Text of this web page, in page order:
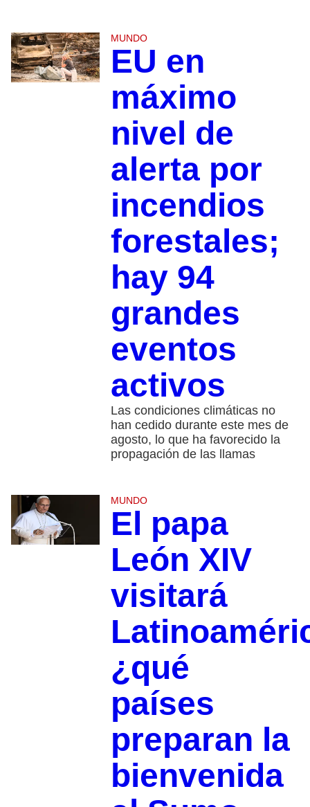
MUNDO
EU en
máximo
nivel de
alerta por
incendios
forestales;
hay 94
grandes
eventos
activos
Las condiciones climáticas no
han cedido durante este mes de
agosto, lo que ha favorecido la
propagación de las llamas
MUNDO
El papa
León XIV
visitará
¿qué
países
preparan la
bienvenida